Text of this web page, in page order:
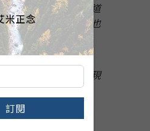
也沒關係，只要知道
就好，不去厭惡，也
有呼吸，問問自己：現
」
米正念
訂閱